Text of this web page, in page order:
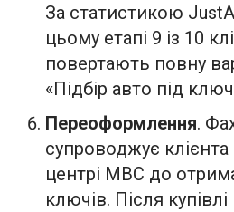
За статистикою
цьому етапі 9 із 10
повертають повну
«Підбір авто під
Переоформлення.
супроводжує
центрі МВС до
ключів. Після